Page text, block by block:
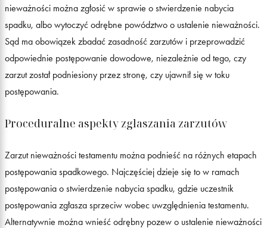
nieważności można zgłosić w sprawie o stwierdzenie nabycia
spadku, albo wytoczyć odrębne powództwo o ustalenie nieważności.
Sąd ma obowiązek zbadać zasadność zarzutów i przeprowadzić
odpowiednie postępowanie dowodowe, niezależnie od tego, czy
zarzut został podniesiony przez stronę, czy ujawnił się w toku
postępowania.
Proceduralne aspekty zgłaszania zarzutów
Zarzut nieważności testamentu można podnieść na różnych etapach
postępowania spadkowego. Najczęściej dzieje się to w ramach
postępowania o stwierdzenie nabycia spadku, gdzie uczestnik
postępowania zgłasza sprzeciw wobec uwzględnienia testamentu.
Alternatywnie można wnieść odrębny pozew o ustalenie nieważności